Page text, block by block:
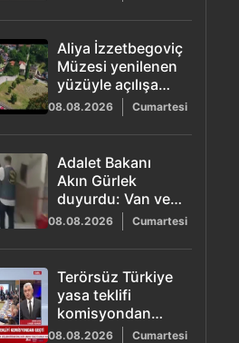
Aliya İzzetbegoviç
Müzesi yenilenen
yüzüyle açılışa
hazırlanıyor
08.08.2026 Cumartesi
Adalet Bakanı
Akın Gürlek
duyurdu: Van ve
Afyonkarahisar'da
ki şüpheli ölümler
aydınlatıldı
08.08.2026 Cumartesi
Terörsüz Türkiye
yasa teklifi
komisyondan
geçti
08.08.2026 Cumartesi